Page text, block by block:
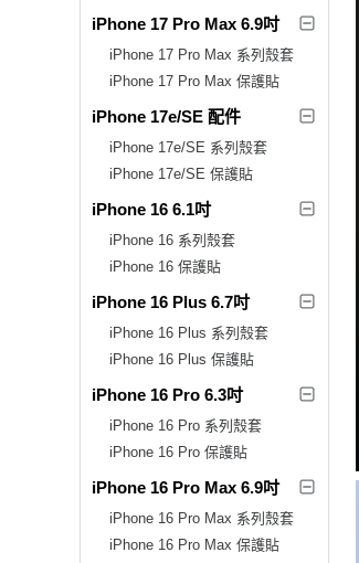
iPhone 17 Pro Max 6.9吋
iPhone 17 Pro Max 系列殼套
iPhone 17 Pro Max 保護貼
iPhone 17e/SE 配件
iPhone 17e/SE 系列殼套
iPhone 17e/SE 保護貼
iPhone 16 6.1吋
iPhone 16 系列殼套
iPhone 16 保護貼
iPhone 16 Plus 6.7吋
iPhone 16 Plus 系列殼套
iPhone 16 Plus 保護貼
iPhone 16 Pro 6.3吋
iPhone 16 Pro 系列殼套
iPhone 16 Pro 保護貼
iPhone 16 Pro Max 6.9吋
iPhone 16 Pro Max 系列殼套
iPhone 16 Pro Max 保護貼